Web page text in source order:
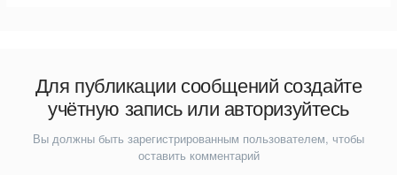
Для публикации сообщений создайте
учётную запись или авторизуйтесь
Вы должны быть зарегистрированным пользователем, чтобы
оставить комментарий